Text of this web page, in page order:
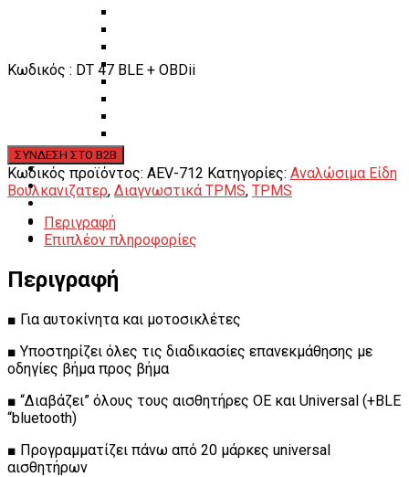
Εργαλεία Χειρός
ΚΑΤΑΛΟΓΟΣ
DOWNLOADS
VIDEO & ΝΕΑ
B2B
ΕΝ
Κωδικός : DT 47 BLE + OBDii
Κωδικός προϊόντος: AEV-712 Κατηγορίες: Αναλώσιμα Είδη
Βουλκανιζατερ, Διαγνωστικά TPMS, TPMS
Περιγραφή
Επιπλέον πληροφορίες
Περιγραφή
■ Για αυτοκίνητα και μοτοσικλέτες
■ Υποστηρίζει όλες τις διαδικασίες επανεκμάθησης με
οδηγίες βήμα προς βήμα
■ “Διαβάζει” όλους τους αισθητήρες OE και Universal (+BLE
“bluetooth)
■ Προγραμματίζει πάνω από 20 μάρκες universal
αισθητήρων